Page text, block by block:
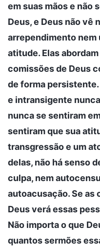
em suas mãos e não
Deus, e Deus não vê
arrependimento nem
atitude. Elas
comissões de Deus
de forma
e intransigente
nunca se sentiram
sentiram que sua
transgressão e um
delas, não há senso
culpa, nem
autoacusação. Se as
Deus verá essas
Não importa o que
quantos sermões